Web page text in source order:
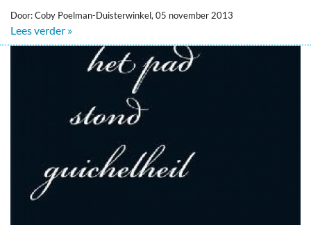
Door: Coby Poelman-Duisterwinkel, 05 november 2013
Lees verder »